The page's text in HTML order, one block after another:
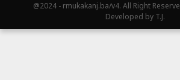
@2024 - rmukakanj.ba/v4. All Right
Developed by T.J.